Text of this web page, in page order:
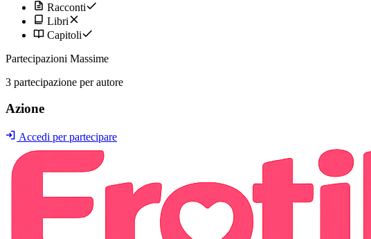
Racconti
Libri
Capitoli
Partecipazioni Massime
3 partecipazione per autore
Azione
Accedi per partecipare